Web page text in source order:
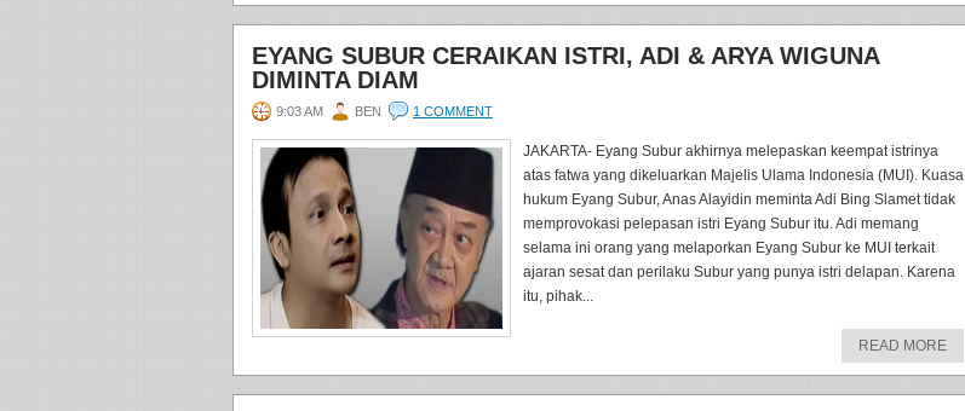
EYANG SUBUR CERAIKAN ISTRI, ADI & ARYA WIGUNA
DIMINTA DIAM
9:03 AM BEN 1 COMMENT
JAKARTA- Eyang Subur akhirnya melepaskan keempat istrinya
atas fatwa yang dikeluarkan Majelis Ulama Indonesia (MUI). Kuasa
hukum Eyang Subur, Anas Alayidin meminta Adi Bing Slamet tidak
memprovokasi pelepasan istri Eyang Subur itu. Adi memang
selama ini orang yang melaporkan Eyang Subur ke MUI terkait
ajaran sesat dan perilaku Subur yang punya istri delapan. Karena
itu, pihak...
READ MORE